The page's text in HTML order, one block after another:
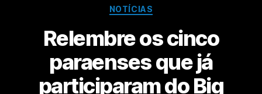
NOTÍCIAS
Relembre os cinco
paraenses que já
participaram do Big